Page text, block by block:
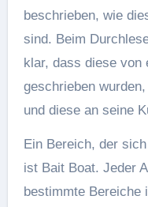
beschrieben, wie
sind. Beim
klar, dass diese von
geschrieben
und diese an seine
Ein Bereich, der
ist Bait Boat. Jeder
bestimmte Bereiche